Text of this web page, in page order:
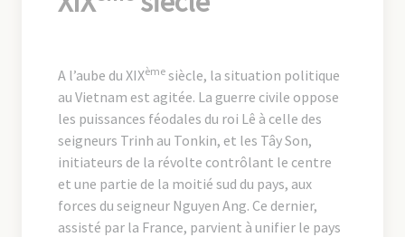
A l’aube du XIXème siècle, la situation politique
au Vietnam est agitée. La guerre civile oppose
les puissances féodales du roi Lê à celle des
seigneurs Trinh au Tonkin, et les Tây Son,
initiateurs de la révolte contrôlant le centre
et une partie de la moitié sud du pays, aux
forces du seigneur Nguyen Ang. Ce dernier,
assisté par la France, parvient à unifier le pays